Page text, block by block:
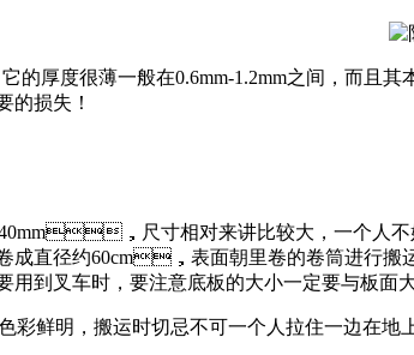
它的厚度很薄一般在0.6mm-1.2mm之间，而
损失！
，尺寸相对来讲比较大，一个人不好拿
成直径约60cm，表面朝里卷的卷筒进行搬运
叉车时，要注意底板的大小一定要与板面大小
彩鲜明，搬运时切忌不可一个人拉住一边在地上